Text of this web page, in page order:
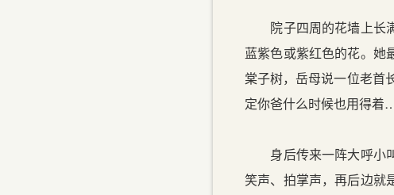
院子四周的花墙上长满
蓝紫色或紫红色的花。她
棠子树，岳母说一位老首
定你爸什么时候也用得
身后传来一阵大呼小叫
笑声、拍掌声，再后边